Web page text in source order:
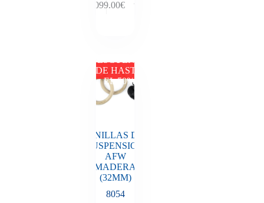
1,099.00€
y descubre
DE HASTA
EL 50%
ANILLAS DE
SUSPENSION
AFW
MADERA
(32MM)
8054